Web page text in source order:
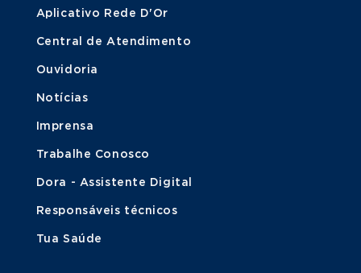
Aplicativo Rede D'Or
Central de Atendimento
Ouvidoria
Notícias
Imprensa
Trabalhe Conosco
Dora - Assistente Digital
Responsáveis técnicos
Tua Saúde